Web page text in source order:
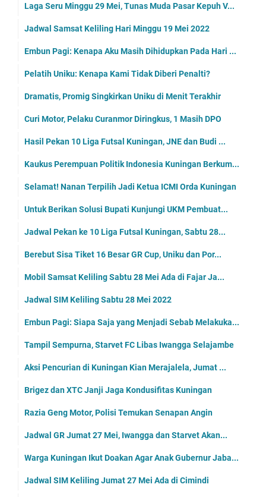
Laga Seru Minggu 29 Mei, Tunas Muda Pasar Kepuh V...
Jadwal Samsat Keliling Hari Minggu 19 Mei 2022
Embun Pagi: Kenapa Aku Masih Dihidupkan Pada Hari ...
Pelatih Uniku: Kenapa Kami Tidak Diberi Penalti?
Dramatis, Promig Singkirkan Uniku di Menit Terakhir
Curi Motor, Pelaku Curanmor Diringkus, 1 Masih DPO
Hasil Pekan 10 Liga Futsal Kuningan, JNE dan Budi ...
Kaukus Perempuan Politik Indonesia Kuningan Berkum...
Selamat! Nanan Terpilih Jadi Ketua ICMI Orda Kuningan
Untuk Berikan Solusi Bupati Kunjungi UKM Pembuat...
Jadwal Pekan ke 10 Liga Futsal Kuningan, Sabtu 28...
Berebut Sisa Tiket 16 Besar GR Cup, Uniku dan Por...
Mobil Samsat Keliling Sabtu 28 Mei Ada di Fajar Ja...
Jadwal SIM Keliling Sabtu 28 Mei 2022
Embun Pagi: Siapa Saja yang Menjadi Sebab Melakuka...
Tampil Sempurna, Starvet FC Libas Iwangga Selajambe
Aksi Pencurian di Kuningan Kian Merajalela, Jumat ...
Brigez dan XTC Janji Jaga Kondusifitas Kuningan
Razia Geng Motor, Polisi Temukan Senapan Angin
Jadwal GR Jumat 27 Mei, Iwangga dan Starvet Akan...
Warga Kuningan Ikut Doakan Agar Anak Gubernur Jaba...
Jadwal SIM Keliling Jumat 27 Mei Ada di Cimindi